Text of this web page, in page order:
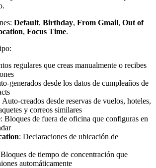
Default, Birthday, From Gmail, Out of
, Focus Time.
regulares que creas manualmente o recibes
generados desde los datos de cumpleaños de
Auto-creados desde reservas de vuelos, hoteles,
y correos similares
: Bloques de fuera de oficina que configuras en
: Declaraciones de ubicación de
de tiempo de concentración que
automáticamente